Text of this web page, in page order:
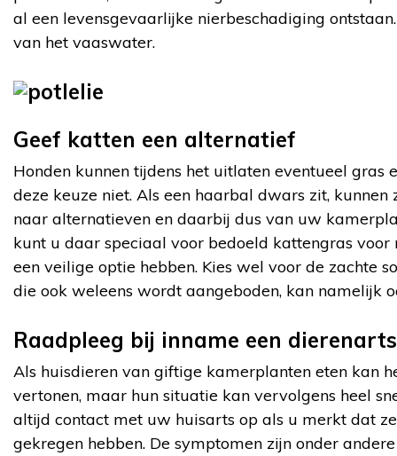
al een levensgevaarlijke nierbeschadiging
van het vaaswater.
Geef katten een alternatief
Honden kunnen tijdens het uitlaten eventueel gras
deze keuze niet. Als een haarbal dwars zit,
naar alternatieven en daarbij dus van uw
kunt u daar speciaal voor bedoeld kattengras voor
een veilige optie hebben. Kies wel voor de zachte
die ook weleens wordt aangeboden, kan namelijk
Raadpleeg bij inname een dierenarts
Als huisdieren van giftige kamerplanten eten kan
vertonen, maar hun situatie kan vervolgens heel
altijd contact met uw huisarts op als u merkt dat
gekregen hebben. De symptomen zijn onder